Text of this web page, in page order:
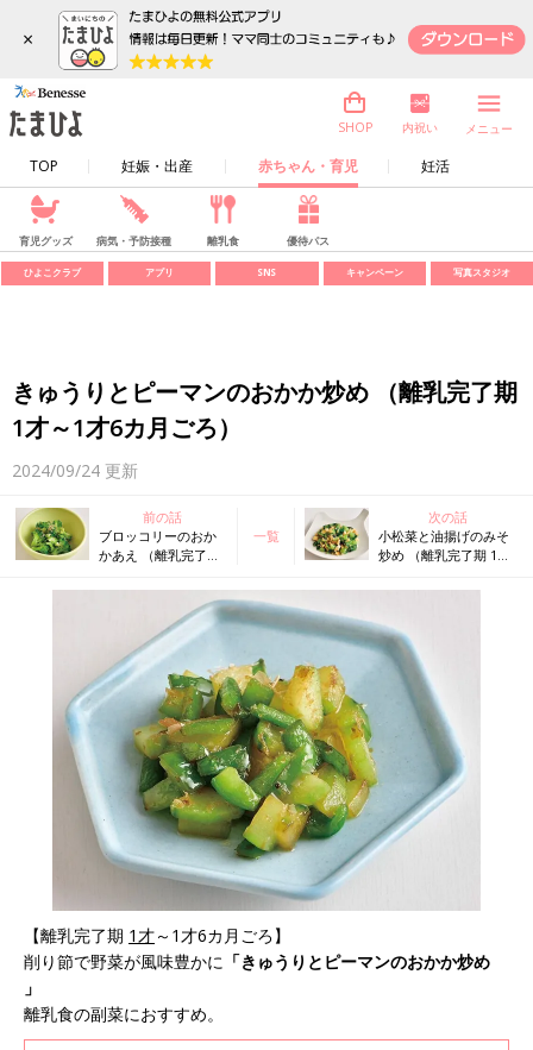
×
TOP 妊娠・出産 赤ちゃん・育児 妊活
SHOP 内祝い メニュー
育児グッズ 病気・予防接種 離乳食 優待パス
ひよこクラブ アプリ SNS キャンペーン 写真スタジオ
きゅうりとピーマンのおかか炒め （離乳完了期
1才～1才6カ月ごろ）
2024/09/24 更新
前の話
ブロッコリーのおか
かあえ （離乳完了期
一覧
次の話
小松菜と油揚げのみそ
炒め （離乳完了期 1才
【離乳完了期 1才～1才6カ月ごろ】
削り節で野菜が風味豊かに 「きゅうりとピーマンのおかか炒め
」
離乳食の副菜におすすめ。